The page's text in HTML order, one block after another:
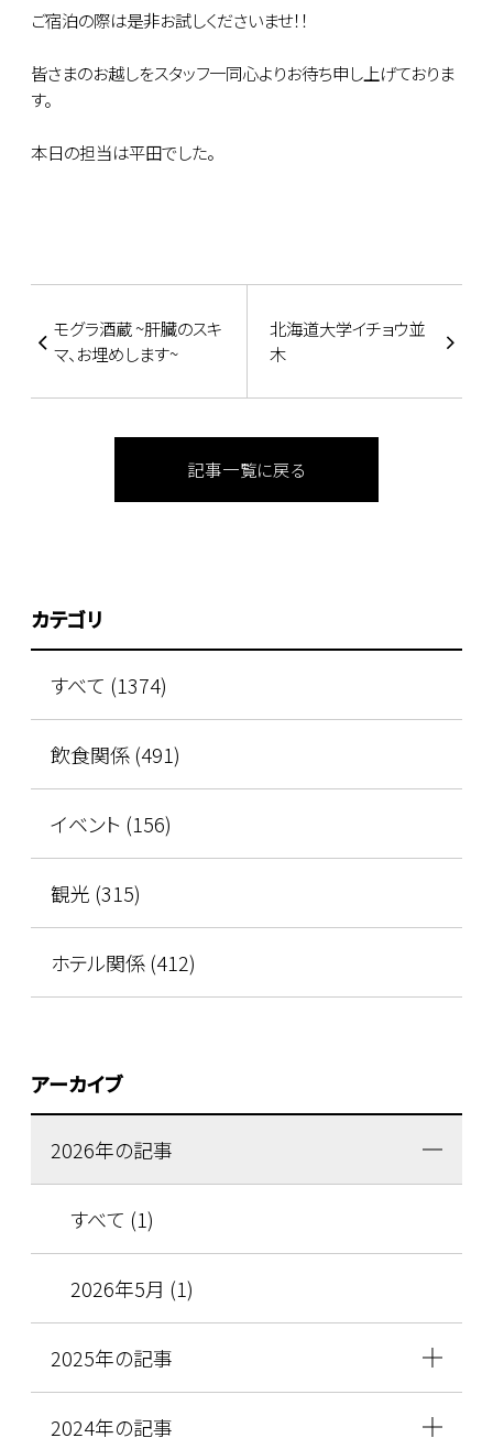
ご宿泊の際は是非お試しくださいませ！！
皆さまのお越しをスタッフ一同心よりお待ち申し上げておりま
す。
本日の担当は平田でした。
モグラ酒蔵 ~肝臓のスキ
マ、お埋めします~
北海道大学イチョウ並
木
記事一覧に戻る
カテゴリ
すべて (1374)
飲食関係 (491)
イベント (156)
観光 (315)
ホテル関係 (412)
アーカイブ
2026年の記事
すべて (1)
2026年5月 (1)
2025年の記事
2024年の記事